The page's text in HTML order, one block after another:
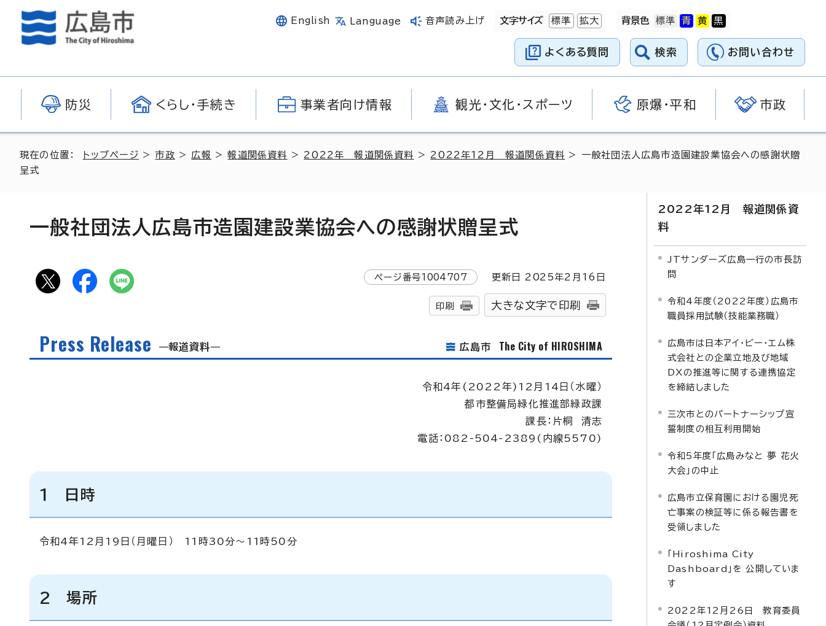
English Language 音声読み上げ 文字サイズ 標準 拡大 背景色
よくある質問 検索 お問い合わせ
防災 くらし・手続き 事業者向け情報 観光・文化・スポーツ 原爆・平和 市政
現在の位置： トップページ >市政 > 広報 >報道関係資料 > 2022年 報道関係資料 > 2022年12月 報道関係資料 > 一般社団法人広島市造園建設業協会への感謝状贈
呈式
一般社団法人広島市造園建設業協会への感謝状贈呈式
ページ番号1004707 更新日 2025年2月 16 日
印刷 大きな文字で印刷
Press Release 報道資料 広島市 The City of HIROSHIMA
令和4年(2022年)12月14日（水曜）
都市整備局緑化推進部緑政課
課長：片桐 清志
電話：082-504-2389(内線5570)
1 日時
令和4年12月19日（月曜日） 11時30分～11時50分
2 場所
2022年12月 報道関係資
料
JTサンダーズ広島一行の市長訪
問
令和4年度（2022年度）広島市
職員採用試験（技能業務職）
広島市は日本アイ・ビー・エム株
式会社との企業立地及び地域
DXの推進等に関する連携協定
を締結しました
三次市とのパートナーシップ宣
誓制度の相互利用開始
令和5年度「広島みなと 夢 花火
大会」の中止
広島市立保育園における園児死
亡事案の検証等に係る報告書を
受領しました
「Hiroshima City
Dashboard」を 公開していま
す
2022年12月26日 教育委員